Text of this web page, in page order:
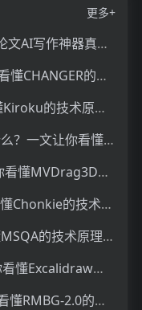
更多+
AI论文写作是否靠谱？这6款论文AI写作神器真的可以让你效率翻倍
CHANGER是什么？一文让你看懂CHANGER的技术原理、主要功能、应用场景
Kiroku是什么？一文让你看懂Kiroku的技术原理、主要功能、应用场景
Vision Search Assistant是什么？一文让你看懂Vision Search Assistant的技术原理、主要功能、应用场景
MVDrag3D是什么？一文让你看懂MVDrag3D的技术原理、主要功能、应用场景
Chonkie是什么？一文让你看懂Chonkie的技术原理、主要功能、应用场景
MSQA是什么？一文让你看懂MSQA的技术原理、主要功能、应用场景
Excalidraw是什么？一文让你看懂Excalidraw的技术原理、主要功能、应用场景
RMBG-2.0是什么？一文让你看懂RMBG-2.0的技术原理、主要功能、应用场景